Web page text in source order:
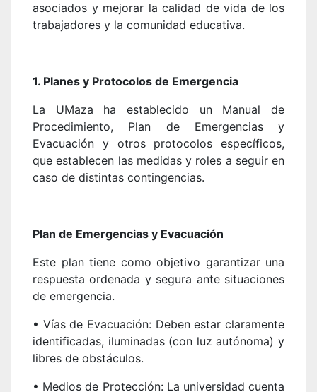
asociados y mejorar la calidad de vida de los
trabajadores y la comunidad educativa.
1. Planes y Protocolos de Emergencia
La UMaza ha establecido un Manual de
Procedimiento, Plan de Emergencias y
Evacuación y otros protocolos específicos,
que establecen las medidas y roles a seguir en
caso de distintas contingencias.
Plan de Emergencias y Evacuación
Este plan tiene como objetivo garantizar una
respuesta ordenada y segura ante situaciones
de emergencia.
• Vías de Evacuación: Deben estar claramente
identificadas, iluminadas (con luz autónoma) y
libres de obstáculos.
• Medios de Protección: La universidad cuenta